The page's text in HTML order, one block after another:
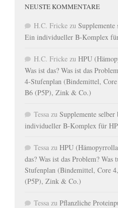
NEUSTE KOMMENTARE
H.C. Fricke zu Supplemente
Ein individueller B-Komplex
H.C. Fricke zu HPU
Was ist das? Was ist das
4-Stufenplan (Bindemittel,
B6 (P5P), Zink & Co.)
Tessa zu Supplemente
individueller B-Komplex für
Tessa zu HPU
das? Was ist das Problem? Was
Stufenplan (Bindemittel, Core
(P5P), Zink & Co.)
Tessa zu Pflanzliche